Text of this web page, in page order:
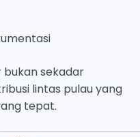
bukan sekadar
lintas pulau yang
tepat.